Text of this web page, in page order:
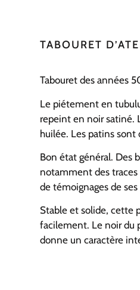
TABOURET
Tabouret des années
Le piétement en
repeint en noir satiné.
huilée. Les patins sont
Bon état général. Des
notamment des traces
de témoignages de
Stable et solide, cette
facilement. Le noir du
donne un caractère